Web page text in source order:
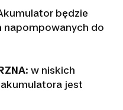
będzie
napompowanych do
: w niskich
jest